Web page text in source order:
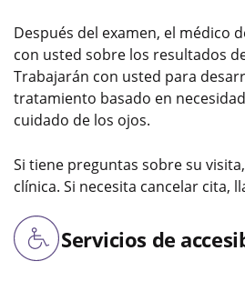
Después del examen, el médico
con usted sobre los resultados
Trabajarán con usted para
tratamiento basado en
cuidado de los ojos.
Si tiene preguntas sobre su
clínica. Si necesita cancelar cita,
Servicios de